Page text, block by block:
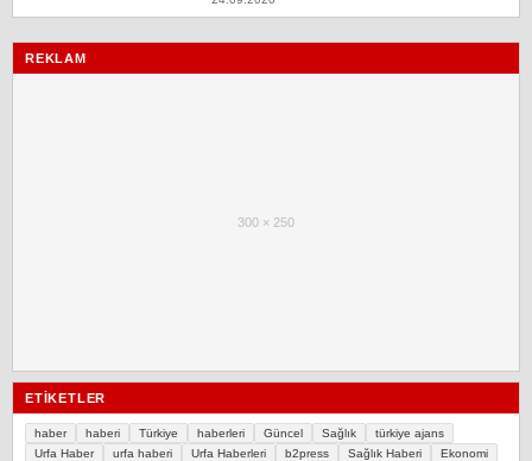
REKLAM
300 × 250
ETIKETLER
haber haberi Türkiye haberleri Güncel Sağlık
türkiye ajans
Urfa Haber
urfa haberi Urfa Haberleri b2press Sağlık Haberi
Ekonomi